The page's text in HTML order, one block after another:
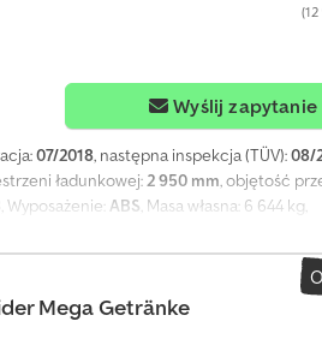
Wyślij zapytanie
07/2018, następna inspekcja (TÜV):08/
ładunkowej:2 950 mm, objętość
, Wyposażenie: ABS, Masa własna: 6 644 kg,
x W): 13 620 mm x 2 480 mm x 2 950
, zawieszenie pneumatyczne,
przesuwany, gniazda przyłączeniowe
znajdziesz na . Potrzebujesz
Chętnie doradzimy. Dedpfxeztg I
Mega Getränke